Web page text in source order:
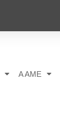
A AME